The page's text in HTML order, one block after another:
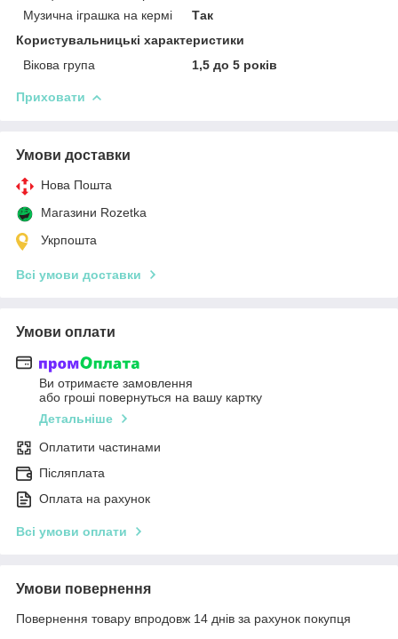
Музична іграшка на кермі
Так
Користувальницькі характеристики
Вікова група
1,5 до 5 років
Приховати
Умови доставки
Нова Пошта
Магазини Rozetka
Укрпошта
Всі умови доставки
Умови оплати
Ви отримаєте замовлення
або гроші повернуться на вашу картку
Детальніше
Оплатити частинами
Післяплата
Оплата на рахунок
Всі умови оплати
Умови повернення
Повернення товару впродовж 14 днів за рахунок покупця